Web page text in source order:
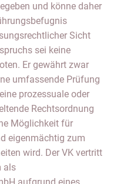
und könne daher
Sicht
sei keine
Er gewährt zwar
umfassende Prüfung
prozessuale oder
Rechtsordnung
Möglichkeit für
eigenmächtig zum
wird. Der VK vertritt
als